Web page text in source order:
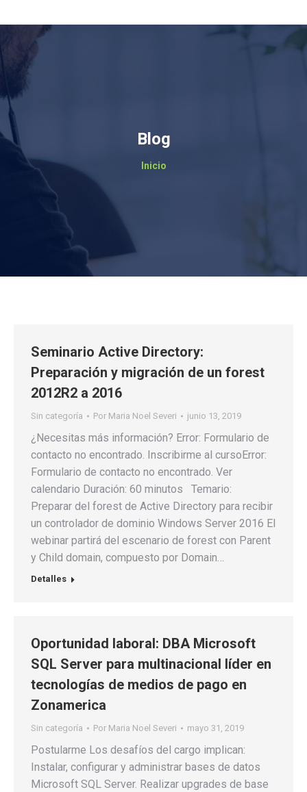
Blog
Estás aquí:
Inicio
Seminario Active Directory:
Preparación y migración de un forest
2012R2 a 2016
Sin categoría Por Maria Noel Severi junio 13, 2019
¿Necesitas más información? Error: Formulario de
contacto no encontrado. Inscribirme al cursoError:
Formulario de contacto no encontrado. Ver
calendario Duración: 60 minutos Temario:
Preparar del forest de Active Directory para recibir
un controlador de dominio Windows Server 2016 El
webinar partirá del escenario de forest con Parent
y Child domain, compuesto por Domain…
Detalles
Oportunidad laboral: DBA Microsoft
SQL Server para multinacional líder en
tecnologías de medios de pago en
Zonamerica
Sin categoría Por Maria Noel Severi mayo 31, 2019
Postularme Los desafíos del cargo implican:
Instalar, configurar y administrar bases de datos
Microsoft SQL Server. Realizar upgrades de base